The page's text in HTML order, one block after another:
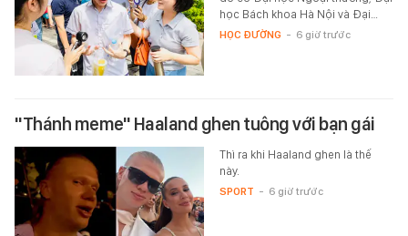
học Bách khoa Hà Nội và Đại…
HỌC ĐƯỜNG - 6 giờ trước
"Thánh meme" Haaland ghen tuông với bạn gái
Thì ra khi Haaland ghen là thế
này.
SPORT - 6 giờ trước